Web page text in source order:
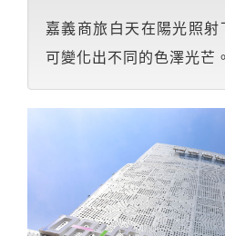
嘉義商旅白天在陽光照
可變化出不同的色澤光芒